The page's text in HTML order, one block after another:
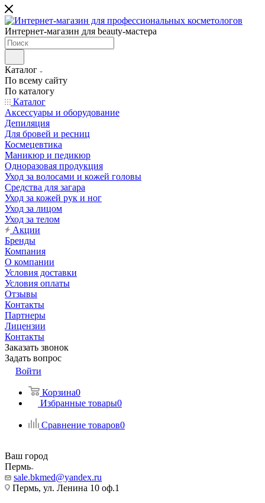
Интернет-магазин для beauty-мастера
Каталог
По всему сайту
По каталогу
Каталог
Аксессуары и оборудование
Депиляция
Для бровей и ресниц
Космецевтика
Маникюр и педикюр
Одноразовая продукция
Уход за волосами и кожей головы
Средства для загара
Уход за кожей рук и ног
Уход за лицом
Уход за телом
Акции
Бренды
Компания
О компании
Условия доставки
Условия оплаты
Отзывы
Контакты
Партнеры
Лицензии
Контакты
Заказать звонок
Задать вопрос
Войти
Корзина0
Избранные товары0
Сравнение товаров0
Ваш город
Пермь
sale.bkmed@yandex.ru
Пермь, ул. Ленина 10 оф.1